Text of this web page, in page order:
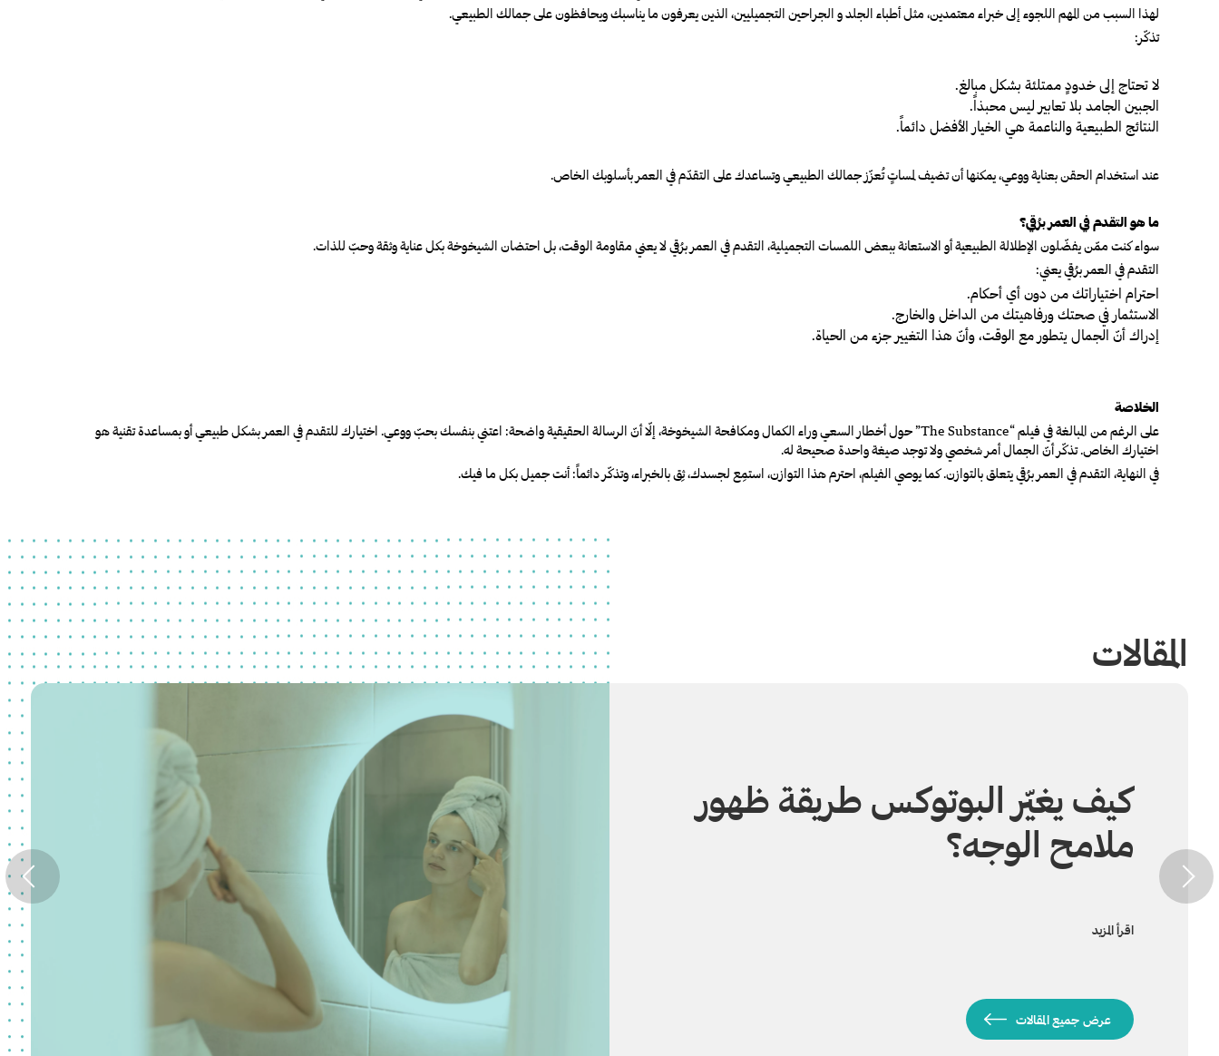
لهذا السبب من المهم اللجوء إلى خبراء معتمدين، مثل أطباء الجلد و الجراحين التجميليين، الذين يعرفون ما يناسبك ويحافظون على جمالك الطبيعي.
تذكّر:
لا تحتاج إلى خدودٍ ممتلئة بشكل مبالغ.
الجبين الجامد بلا تعابير ليس محبذاً.
النتائج الطبيعية والناعمة هي الخيار الأفضل دائماً.
عند استخدام الحقن بعناية ووعي، يمكنها أن تضيف لمساتٍ تُعزّز جمالك الطبيعي وتساعدك على التقدّم في العمر بأسلوبك الخاص.
ما هو التقدم في العمر برُقي؟
سواء كنت ممّن يفضّلون الإطلالة الطبيعية أو الاستعانة ببعض اللمسات التجميلية، التقدم في العمر برُقي لا يعني مقاومة الوقت، بل احتضان الشيخوخة بكل عناية وثقة وحبّ للذات.
التقدم في العمر برُقي يعني:
احترام اختياراتك من دون أي أحكام.
الاستثمار في صحتك ورفاهيتك من الداخل والخارج.
إدراك أنّ الجمال يتطور مع الوقت، وأنّ هذا التغيير جزء من الحياة.
الخلاصة
على الرغم من المبالغة في فيلم“The Substance”
حول أخطار السعي وراء الكمال ومكافحة الشيخوخة، إلّا أنّ الرسالة الحقيقية واضحة: اعتني بنفسك بحبّ ووعي. اختيارك للتقدم في العمر بشكل طبيعي أو بمساعدة تقنية هو
اختيارك الخاص. تذكّر أنّ الجمال أمر شخصي ولا توجد صيغة واحدة صحيحة له.
في النهاية، التقدم في العمر برُقي يتعلق بالتوازن. كما يوصي الفيلم، احترم هذا التوازن، استمِع لجسدك، ثِق بالخبراء، وتذكّر دائماً: أنت جميل بكل ما فيك.
المقالات
كيف يغيّر البوتوكس طريقة ظهور
ملامح الوجه؟
اقرأ المزيد
عرض جميع المقالات